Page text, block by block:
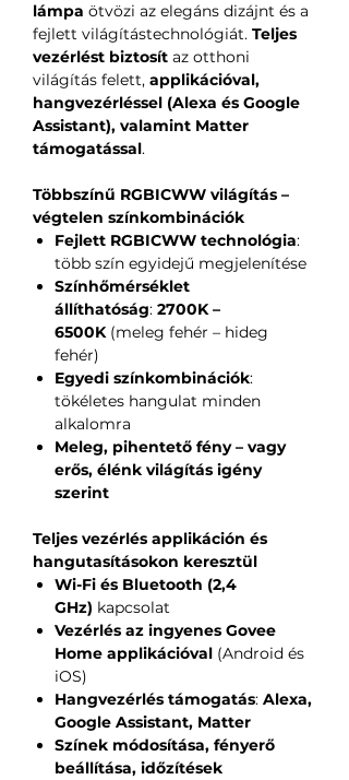
lámpa ötvözi az elegáns dizájnt és a
fejlett világítástechnológiát. Teljes
vezérlést biztosít az otthoni
világítás felett, applikációval,
hangvezérléssel (Alexa és Google
Assistant), valamint Matter
támogatással.
Többszínű RGBICWW világítás –
végtelen színkombinációk
Fejlett RGBICWW technológia:
több szín egyidejű megjelenítése
Színhőmérséklet
állíthatóság: 2700K –
6500K(meleg fehér – hideg
fehér)
Egyedi színkombinációk:
tökéletes hangulat minden
alkalomra
Meleg, pihentető fény – vagy
erős, élénk világítás igény
szerint
Teljes vezérlés applikáción és
hangutasításokon keresztül
Wi-Fi és Bluetooth (2,4
GHz) kapcsolat
Vezérlés az ingyenes Govee
Home applikációval (Android és
iOS)
Hangvezérlés támogatás: Alexa,
Google Assistant, Matter
Színek módosítása, fényerő
beállítása, időzítések